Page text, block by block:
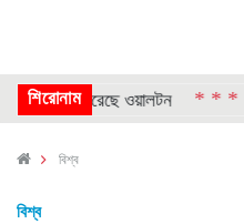
শিরোনাম
করেছে ওয়ালটন * * * *
বিশ্ব
বিশ্ব